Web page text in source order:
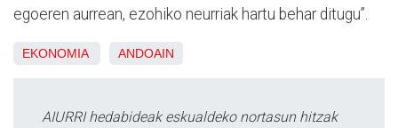
egoeren aurrean, ezohiko neurriak hartu behar ditugu”.
EKONOMIA ANDOAIN
AIURRI hedabideak eskualdeko nortasun hitzak